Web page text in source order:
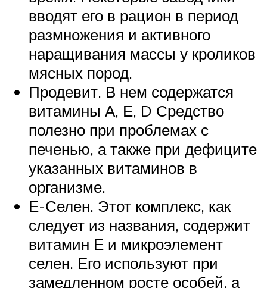
вводят его в рацион в период
размножения и активного
наращивания массы у кроликов
мясных пород.
Продевит. В нем содержатся
витамины А, Е, D Средство
полезно при проблемах с
печенью, а также при дефиците
указанных витаминов в
организме.
Е-Селен. Этот комплекс, как
следует из названия, содержит
витамин Е и микроэлемент
селен. Его используют при
замедленном росте особей, а